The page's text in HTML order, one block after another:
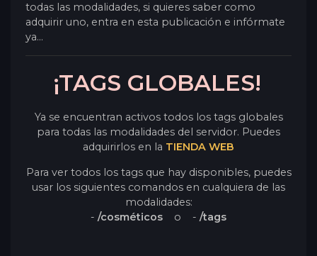
todas las modalidades, si quieres saber como
adquirir uno, entra en esta publicación e infórmate
ya...
¡TAGS GLOBALES!
Ya se encuentran activos todos los tags globales
para todas las modalidades del servidor. Puedes
adquirirlos en la TIENDA WEB
Para ver todos los tags que hay disponibles, puedes
usar los siguientes comandos en cualquiera de las
modalidades:
- /cosméticos o - /tags